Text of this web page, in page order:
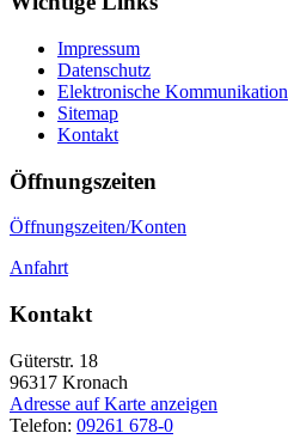
Impressum
Datenschutz
Elektronische Kommunikation
Sitemap
Kontakt
Öffnungszeiten
Öffnungszeiten/Konten
Anfahrt
Kontakt
Güterstr. 18
96317 Kronach
Adresse auf Karte anzeigen
Telefon: 09261 678-0